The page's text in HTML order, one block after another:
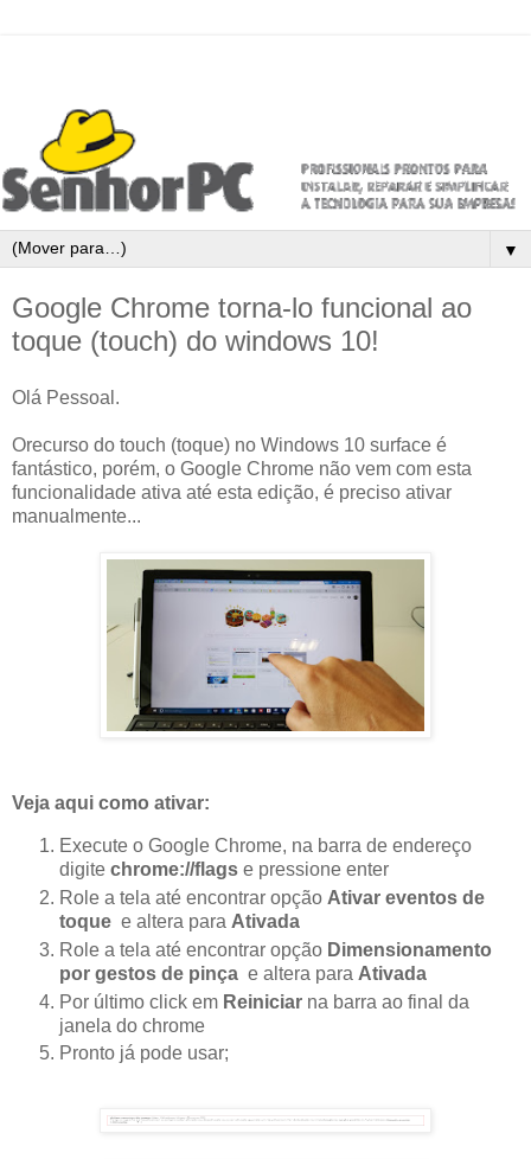
▼
Google Chrome torna-lo funcional ao
toque (touch) do windows 10!
Olá Pessoal.
Orecurso do touch (toque) no Windows 10 surface é
fantástico, porém, o Google Chrome não vem com esta
funcionalidade ativa até esta edição, é preciso ativar
manualmente...
Veja aqui como ativar:
Execute o Google Chrome, na barra de endereço
digite chrome://flags e pressione enter
Role a tela até encontrar opção Ativar eventos de
toque e altera para Ativada
Role a tela até encontrar opção Dimensionamento
por gestos de pinça e altera para Ativada
Por último click em Reiniciar na barra ao final da
janela do chrome
Pronto já pode usar;